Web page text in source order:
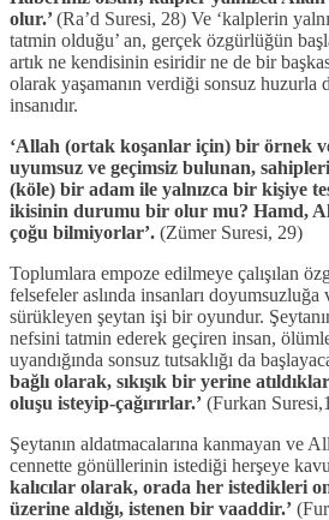
olur.’(Ra’d Suresi, 28) Ve ‘kalplerin
tatmin olduğu’ an, gerçek özgürlüğün
artık ne kendisinin esiridir ne de bir
olarak yaşamanın verdiği sonsuz huzurla
insanıdır.
‘Allah (ortak koşanlar için) bir örnek
uyumsuz ve geçimsiz bulunan,
(köle) bir adam ile yalnızca bir kişiye
ikisinin durumu bir olur mu? Hamd,
çoğu bilmiyorlar’. (Zümer Suresi, 29)
Toplumlara empoze edilmeye çalışılan
felsefeler aslında insanları doyumsuzluğa
sürükleyen şeytan işi bir oyundur.
nefsini tatmin ederek geçiren insan,
uyandığında sonsuz tutsaklığı da
bağlı olarak, sıkışık bir yerine
oluşu isteyip-çağırırlar.’ (Furkan
Şeytanın aldatmacalarına kanmayan ve
cennette gönüllerinin istediği herşeye
kalıcılar olarak, orada her istedikleri
üzerine aldığı, istenen bir vaaddir.’